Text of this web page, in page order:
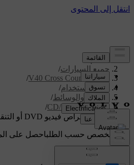
الدعم/
جميع السيارات/
V40 Cross Country 2019
/
دليل الاستخدام/
الصوت والوسائط/
أقراص CD/DVD
/
تشغيل أقراص فيديو DVD أو التنقل خلالها
دعم مخصص حسب الطلباحصل على
تسجيل الدخول